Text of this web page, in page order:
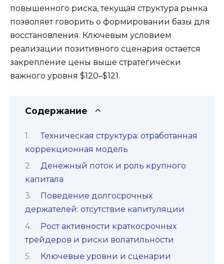
повышенного риска, текущая структура рынка
позволяет говорить о формировании базы для
восстановления. Ключевым условием
реализации позитивного сценария остается
закрепление цены выше стратегически
важного уровня $120–$121.
Содержание
Техническая структура: отработанная
коррекционная модель
Денежный поток и роль крупного
капитала
Поведение долгосрочных
держателей: отсутствие капитуляции
Рост активности краткосрочных
трейдеров и риски волатильности
Ключевые уровни и сценарии